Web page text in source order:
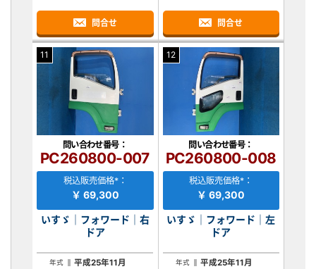
問合せ 問合せ
11
問い合わせ番号：
PC260800-007
税込販売価格*：
￥ 69,300
いすゞ｜フォワード｜右
ドア
年式 平成25年11月
12
問い合わせ番号：
PC260800-008
税込販売価格*：
￥ 69,300
いすゞ｜フォワード｜左
ドア
年式 平成25年11月